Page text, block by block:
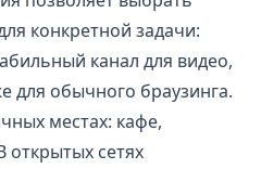
конкретной задачи:
канал для видео,
для обычного браузинга.
местах: кафе,
открытых сетях